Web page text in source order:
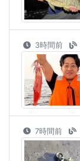
3時間前
7時間前